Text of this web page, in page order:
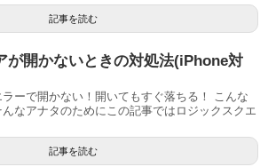
記事を読む
が開かないときの対処法(iPhone対
ーで開かない！開いてもすぐ落ちる！ こんな
なアナタのためにこの記事ではロジックスクエ
記事を読む